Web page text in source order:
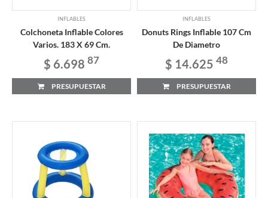
INFLABLES
Colchoneta Inflable Colores
Varios. 183 X 69 Cm.
$ 6.698 87
PRESUPUESTAR
INFLABLES
Donuts Rings Inflable 107 Cm
De Diametro
$ 14.625 48
PRESUPUESTAR